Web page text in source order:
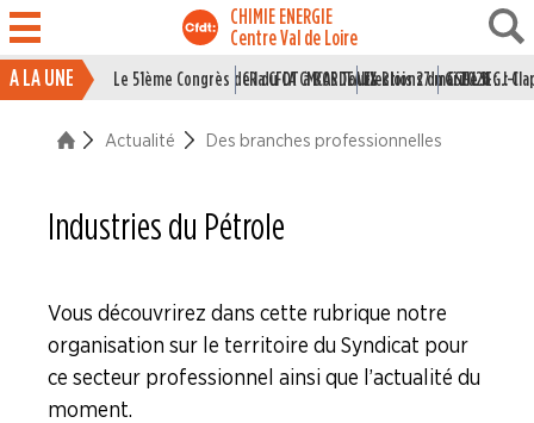
CHIMIE ENERGIE
Centre Val de Loire
ACTUALITÉ
La vie du Syndicat
Industries de la Chimie
Industries Electriques et Gaziéres
A LA UNE Le 51ème Congrès de la CFDT à BORDEAUX
CR du CA CMCAS Tours Blois 27 mai 2026
Elections du CSE LSI : J-1
Grille IEG :
Actualité Des branches professionnelles
Industries du Pétrole
Vous découvrirez dans cette rubrique notre
organisation sur le territoire du Syndicat pour
ce secteur professionnel ainsi que l’actualité du
moment.